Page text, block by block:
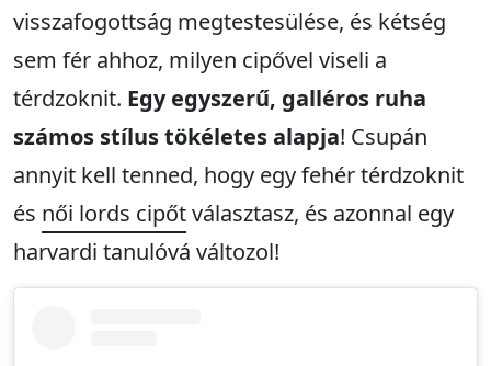
visszafogottság megtestesülése, és kétség
sem fér ahhoz, milyen cipővel viseli a
térdzoknit. Egy egyszerű, galléros ruha
számos stílus tökéletes alapja! Csupán
annyit kell tenned, hogy egy fehér térdzoknit
és női lords cipőtválasztasz, és azonnal egy
harvardi tanulóvá változol!